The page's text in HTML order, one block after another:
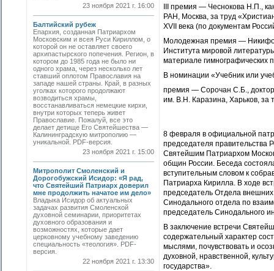
23 ноября 2021 г. 16:00
Балтийский рубеж
Епархия, созданная Патриархом
Московским и всея Руси Кириллом, о
которой он не оставляет своего
архипастырского попечения. Регион, в
котором до 1985 года не было ни
одного храма, через несколько лет
ставший оплотом Православия на
западе нашей страны. Край, в разных
уголках которого продолжают
возводиться храмы,
восстанавливаться немецкие кирхи,
внутри которых теперь живет
Православие. Пожалуй, все это
делает детище Его Святейшества —
Калининградскую митрополию —
уникальной. PDF-версия.
23 ноября 2021 г. 15:00
Митрополит Смоленский и
Дорогобужский Исидор: «Я рад,
что Святейший Патриарх доверил
мне продолжить начатое им дело»
Владыка Исидор об актуальных
задачах развития Смоленской
духовной семинарии, приоритетах
духовного образования и
возможностях, которые дает
церковному учебному заведению
специальность «теология». PDF-
версия.
22 ноября 2021 г. 13:30
III премия — Чеснокова Н.П.,
РАН, Москва, за труд
XVII века (по документам
Молодежная премия —
Института мировой
материале гимнографических
В номинации «Учебник или
премия — Сорочан С.Б., доктор
им. В.Н. Каразина, Харьков, за
8 февраля в официальной
председателя правительства
Святейшим Патриархом
общин России. Беседа
вступительным словом к
Патриарха Кирилла. В ходе
председатель Отдела
Синодального отдела по
председатель Синодального
В заключение встречи
содержательный характер
мыслями, почувствовать и
духовной, нравственной,
государства».